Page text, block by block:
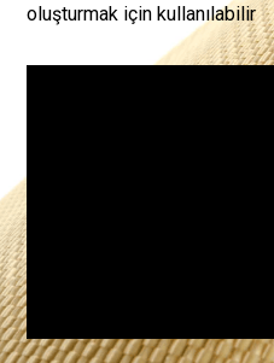
oluşturmak için kullanılabilir